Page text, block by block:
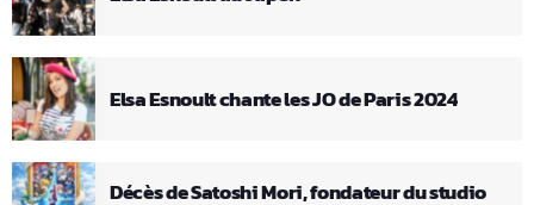
Elsa Esnoult chante les JO de Paris 2024
Décès de Satoshi Mori, fondateur du studio